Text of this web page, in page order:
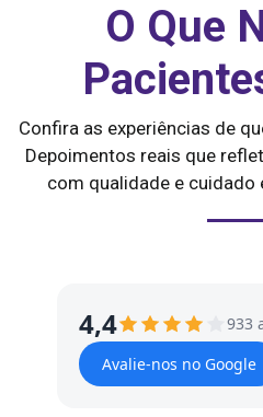
O Que
Confira as experiências de
Depoimentos reais que
com qualidade e cuidado
4,4
933
Avalie-nos no Google